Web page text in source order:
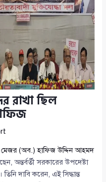
রাখা ছিল
মেজর (অব.) হাফিজ উদ্দিন আহমদ
অন্তর্বর্তী সরকারের উপদেষ্টা
তিনি দাবি করেন, এই সিদ্ধান্ত